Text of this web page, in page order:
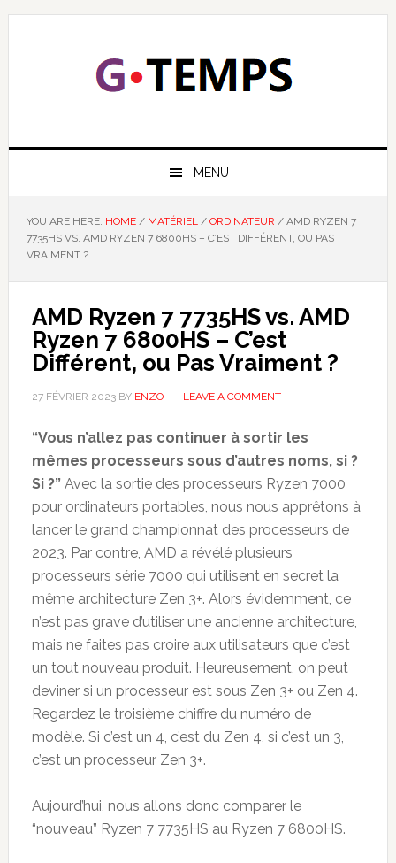
Skip
Skip
Skip
Skip
GTEMPS
MENU
YOU ARE HERE: HOME / MATÉRIEL / ORDINATEUR /AMD RYZEN 7
7735HS VS. AMD RYZEN 7 6800HS – C’EST DIFFÉRENT, OU PAS
VRAIMENT ?
AMD Ryzen 7 7735HS vs. AMD
Ryzen 7 6800HS – C’est
Différent, ou Pas Vraiment ?
27 FÉVRIER 2023BY ENZO LEAVE A COMMENT
“Vous n’allez pas continuer à sortir les
mêmes processeurs sous d’autres noms, si ?
Si ?”Avec la sortie des processeurs Ryzen 7000
pour ordinateurs portables, nous nous apprêtons à
lancer le grand championnat des processeurs de
2023. Par contre, AMD a révélé plusieurs
processeurs série 7000 qui utilisent en secret la
même architecture Zen 3+. Alors évidemment, ce
n’est pas grave d’utiliser une ancienne architecture,
mais ne faites pas croire aux utilisateurs que c’est
un tout nouveau produit. Heureusement, on peut
deviner si un processeur est sous Zen 3+ ou Zen 4.
Regardez le troisième chiffre du numéro de
modèle. Si c’est un 4, c’est du Zen 4, si c’est un 3,
c’est un processeur Zen 3+.
Aujourd’hui, nous allons donc comparer le
“nouveau” Ryzen 7 7735HS au Ryzen 7 6800HS.